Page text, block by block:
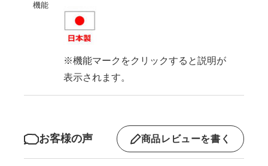
機能
※機能マークをクリックすると説明が
表示されます。
お客様の声 商品レビューを書く